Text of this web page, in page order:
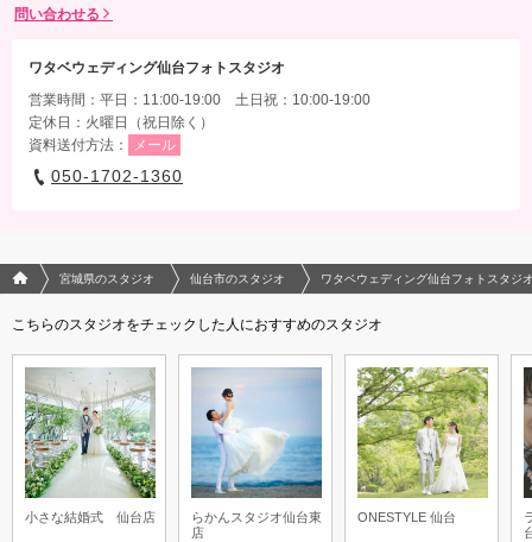
問い合わせる
ワタベウェディング仙台フォトスタジオ
営業時間：平日：11:00-19:00 土日祝：10:00-19:00
定休日：火曜日（祝日除く）
資料送付方法：
メール
050-1702-1360
フォトウエディング/結婚写真のPhotorait ホーム
宮城県のスタジオ 仙台市のスタジオ ワタベウェディング仙台フォトスタジ
こちらのスタジオをチェックした人におすすめのスタジオ
小さな結婚式 仙台店
らかんスタジオ仙台東
店
ONESTYLE 仙台